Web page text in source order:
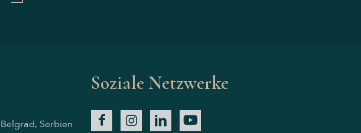
Serbien
Soziale Netzwerke